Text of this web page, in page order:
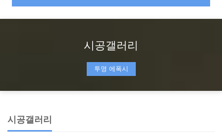
시공갤러리
투명 에폭시
시공갤러리